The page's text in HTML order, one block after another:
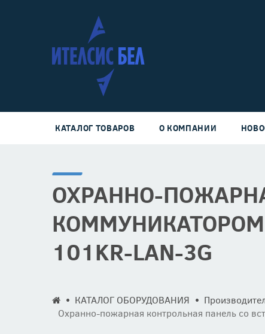
КАТАЛОГ ТОВАРОВ О КОМПАНИИ
ОХРАННО-
КОММУНИКАТОРОМ
101KR-LAN-3G
КАТАЛОГ ОБОРУДОВАНИЯ
Охранно-пожарная контрольная панель со